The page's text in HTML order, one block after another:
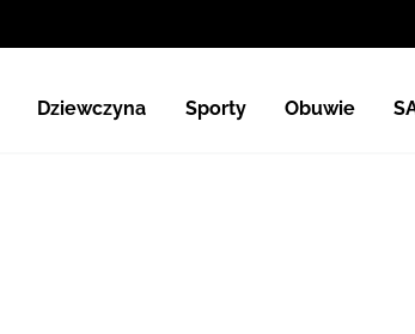
Dziewczyna Sporty Obuwie